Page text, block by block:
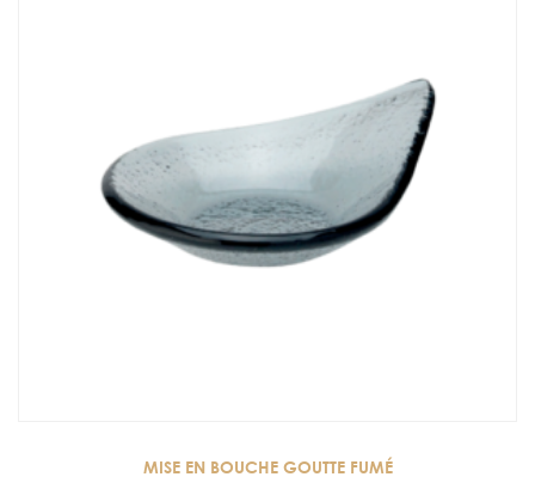
MISE EN BOUCHE GOUTTE FUMÉ